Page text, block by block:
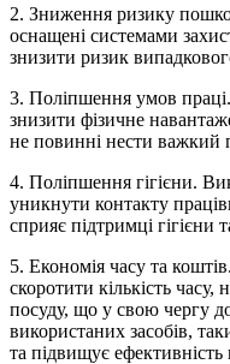
2. Зниження ризику
оснащені системами
знизити ризик
3. Поліпшення умов
знизити фізичне
не повинні нести важкий
4. Поліпшення гігієни.
уникнути контакту
сприяє підтримці гігієни
5. Економія часу та
скоротити кількість
посуду, що у свою чергу
використаних засобів,
та підвищує